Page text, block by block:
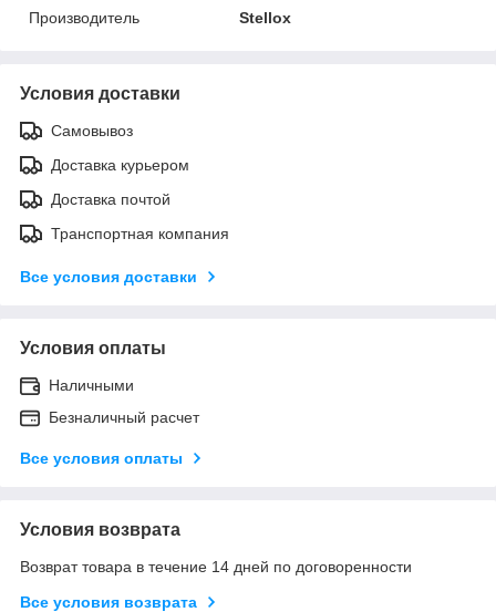
Производитель
Stellox
Условия доставки
Самовывоз
Доставка курьером
Доставка почтой
Транспортная компания
Все условия доставки
Условия оплаты
Наличными
Безналичный расчет
Все условия оплаты
Условия возврата
Возврат товара в течение 14 дней по договоренности
Все условия возврата